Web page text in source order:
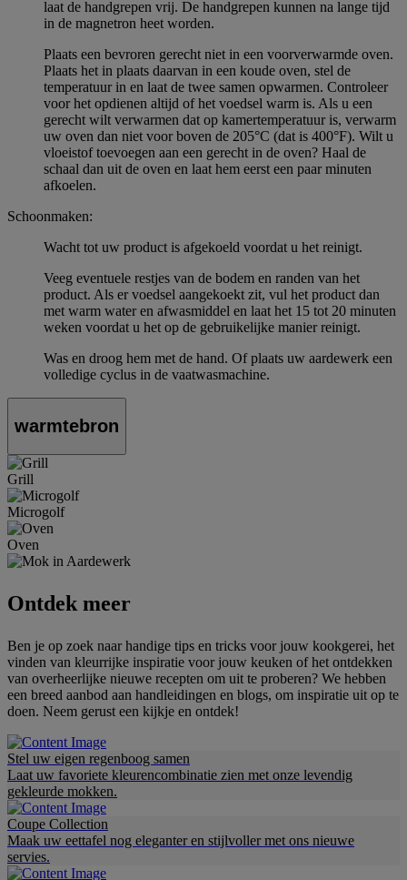
laat de handgrepen vrij. De handgrepen kunnen na lange tijd
in de magnetron heet worden.
Plaats een bevroren gerecht niet in een voorverwarmde oven.
Plaats het in plaats daarvan in een koude oven, stel de
temperatuur in en laat de twee samen opwarmen. Controleer
voor het opdienen altijd of het voedsel warm is. Als u een
gerecht wilt verwarmen dat op kamertemperatuur is, verwarm
uw oven dan niet voor boven de 205°C (dat is 400°F). Wilt u
vloeistof toevoegen aan een gerecht in de oven? Haal de
schaal dan uit de oven en laat hem eerst een paar minuten
afkoelen.
Schoonmaken:
Wacht tot uw product is afgekoeld voordat u het reinigt.
Veeg eventuele restjes van de bodem en randen van het
product. Als er voedsel aangekoekt zit, vul het product dan
met warm water en afwasmiddel en laat het 15 tot 20 minuten
weken voordat u het op de gebruikelijke manier reinigt.
Was en droog hem met de hand. Of plaats uw aardewerk een
volledige cyclus in de vaatwasmachine.
warmtebron
Grill
Microgolf
Oven
Ontdek meer
Ben je op zoek naar handige tips en tricks voor jouw kookgerei, het
vinden van kleurrijke inspiratie voor jouw keuken of het ontdekken
van overheerlijke nieuwe recepten om uit te proberen? We hebben
een breed aanbod aan handleidingen en blogs, om inspiratie uit op te
doen. Neem gerust een kijkje en ontdek!
Stel uw eigen regenboog samen
Laat uw favoriete kleurencombinatie zien met onze levendig
gekleurde mokken.
Coupe Collection
Maak uw eettafel nog eleganter en stijlvoller met ons nieuwe
servies.